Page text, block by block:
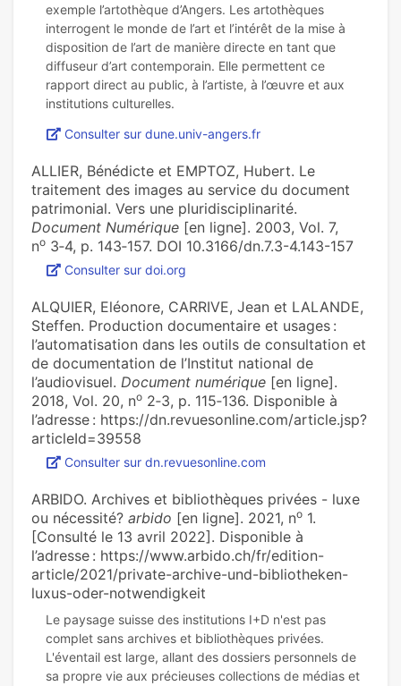
exemple l’artothèque d’Angers. Les artothèques
interrogent le monde de l’art et l’intérêt de la mise à
disposition de l’art de manière directe en tant que
diffuseur d’art contemporain. Elle permettent ce
rapport direct au public, à l’artiste, à l’œuvre et aux
Consulter sur dune.univ-angers.fr
ALLIER, Bénédicte et EMPTOZ, Hubert. Le
traitement des images au service du document
patrimonial. Vers une pluridisciplinarité.
Document Numérique [en ligne]. 2003, Vol. 7,
no 3‑4, p. 143‑157. DOI 10.3166/dn.7.3-4.143-157
Consulter sur doi.org
ALQUIER, Eléonore, CARRIVE, Jean et LALANDE,
Steffen. Production documentaire et usages :
l’automatisation dans les outils de consultation et
de documentation de l’Institut national de
l’audiovisuel. Document numérique [en ligne].
2018, Vol. 20, no 2‑3, p. 115‑136. Disponible à
l’adresse : https://dn.revuesonline.com/article.jsp?
articleId=39558
Consulter sur dn.revuesonline.com
ARBIDO. Archives et bibliothèques privées - luxe
ou nécessité? arbido [en ligne]. 2021, no 1.
[Consulté le 13 avril 2022]. Disponible à
l’adresse : https://www.arbido.ch/fr/edition-
article/2021/private-archive-und-bibliotheken-
luxus-oder-notwendigkeit
Le paysage suisse des institutions I+D n'est pas
complet sans archives et bibliothèques privées.
L'éventail est large, allant des dossiers personnels de
sa propre vie aux précieuses collections de médias et